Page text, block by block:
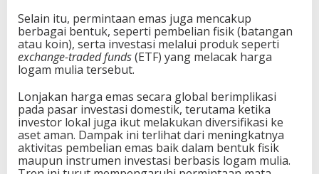
Selain itu, permintaan emas juga mencakup
berbagai bentuk, seperti pembelian fisik (batangan
atau koin), serta investasi melalui produk seperti
exchange-traded funds(ETF) yang melacak harga
logam mulia tersebut.
Lonjakan harga emas secara global berimplikasi
pada pasar investasi domestik, terutama ketika
investor lokal juga ikut melakukan diversifikasi ke
aset aman. Dampak ini terlihat dari meningkatnya
aktivitas pembelian emas baik dalam bentuk fisik
maupun instrumen investasi berbasis logam mulia.